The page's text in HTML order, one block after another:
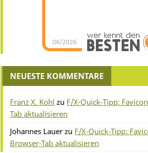
08/2026
NEUESTE KOMMENTARE
Franz X. Kohl zu F/X-Quick-Tipp:
Tab aktualisieren
Johannes Lauer zu F/X-Quick-Tipp:
Browser-Tab aktualisieren